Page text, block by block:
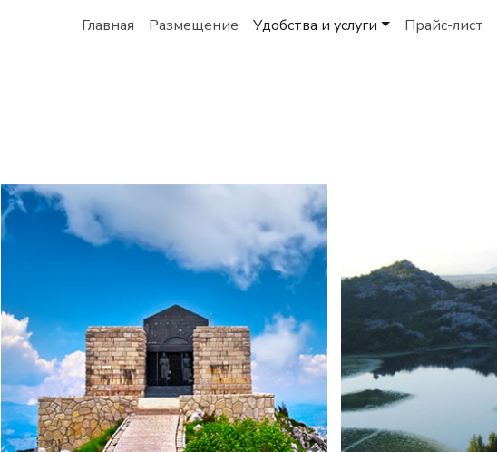
Главная Размещение Удобства и услуги Прайс-лист